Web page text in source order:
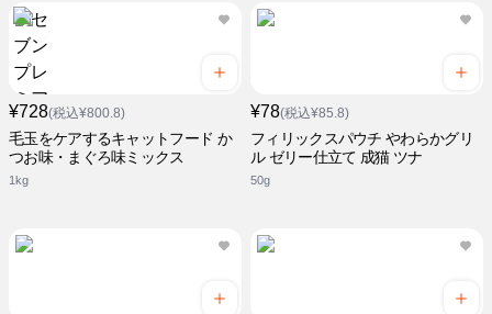
¥728(税込¥800.8)
毛玉をケアするキャットフード か
つお味・まぐろ味ミックス
1kg
¥78(税込¥85.8)
フィリックスパウチ やわらかグリ
ル ゼリー仕立て 成猫 ツナ
50g